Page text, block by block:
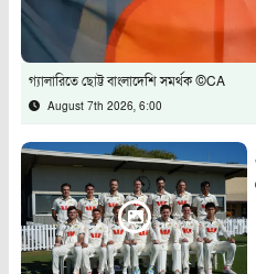
গ্যালারিতে ছোট্ট বাংলাদেশি সমর্থক ©CA
August 7th 2026, 6:00